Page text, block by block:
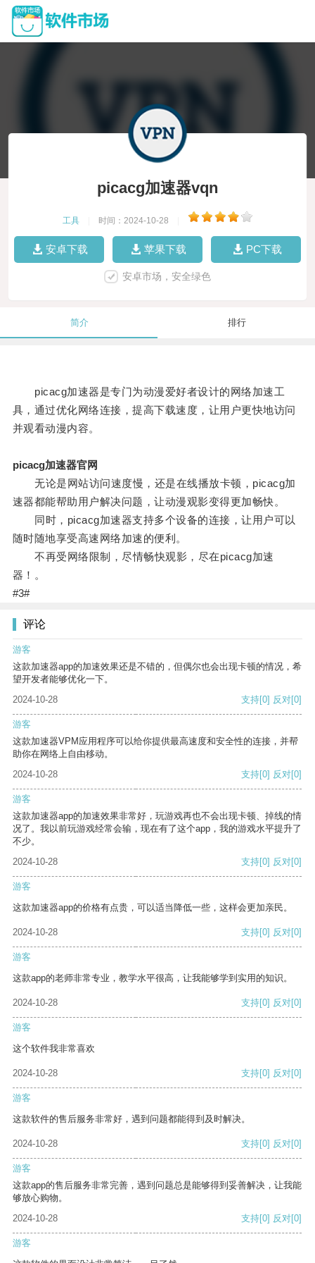
picacg加速器vqn
工具 时间：2024-10-28
安卓下载 苹果下载 PC下载
安卓市场，安全绿色
简介 排行
picacg加速器是专门为动漫爱好者设计的网络加速工
具，通过优化网络连接，提高下载速度，让用户更快地访问
并观看动漫内容。
picacg加速器官网
无论是网站访问速度慢，还是在线播放卡顿，picacg加
速器都能帮助用户解决问题，让动漫观影变得更加畅快。
同时，picacg加速器支持多个设备的连接，让用户可以
随时随地享受高速网络加速的便利。
不再受网络限制，尽情畅快观影，尽在picacg加速
器！。
#3#
评论
游客
这款加速器app的加速效果还是不错的，但偶尔也会出现卡顿的情况，希
望开发者能够优化一下。
2024-10-28
支持[0] 反对[0]
游客
这款加速器VPM应用程序可以给你提供最高速度和安全性的连接，并帮
助你在网络上自由移动。
2024-10-28
支持[0] 反对[0]
游客
这款加速器app的加速效果非常好，玩游戏再也不会出现卡顿、掉线的情
况了。我以前玩游戏经常会输，现在有了这个app，我的游戏水平提升了
不少。
2024-10-28
支持[0] 反对[0]
游客
这款加速器app的价格有点贵，可以适当降低一些，这样会更加亲民。
2024-10-28 支持[0] 反对[0]
游客
这款app的老师非常专业，教学水平很高，让我能够学到实用的知识。
2024-10-28 支持[0] 反对[0]
游客
这个软件我非常喜欢
2024-10-28 支持[0] 反对[0]
游客
这款软件的售后服务非常好，遇到问题都能得到及时解决。
2024-10-28 支持[0] 反对[0]
游客
这款app的售后服务非常完善，遇到问题总是能够得到妥善解决，让我能
够放心购物。
2024-10-28
支持[0] 反对[0]
游客